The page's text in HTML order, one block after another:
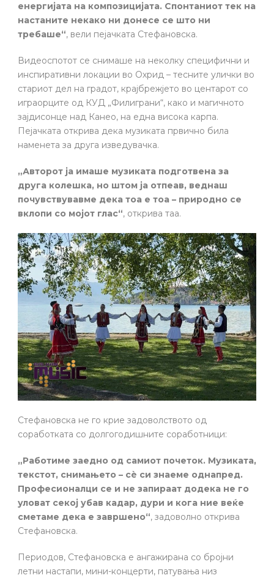
енергијата на композицијата. Спонтаниот тек на
настаните некако ни донесе се што ни
требаше“, вели пејачката Стефановска.
Видеоспотот се снимаше на неколку специфични и
инспиративни локации во Охрид – тесните улички во
стариот дел на градот, крајбрежјето во центарот со
играорците од КУД „Филиграни“, како и магичното
зајдисонце над Канео, на една висока карпа.
Пејачката открива дека музиката првично била
наменета за друга изведувачка.
„Авторот ја имаше музиката подготвена за
друга колешка, но штом ја отпеав, веднаш
почувствувавме дека тоа е тоа – природно се
вклопи со мојот глас“, открива таа.
Стефановска не го крие задоволството од
соработката со долгогодишните соработници:
„Работиме заедно од самиот почеток. Музиката,
текстот, снимањето – сè си знаеме однапред.
Професионалци се и не запираат додека не го
уловат секој убав кадар, дури и кога ние веќе
сметаме дека е завршено“, задоволно открива
Стефановска.
Периодов, Стефановска е ангажирана со бројни
летни настапи, мини-концерти, патувања низ